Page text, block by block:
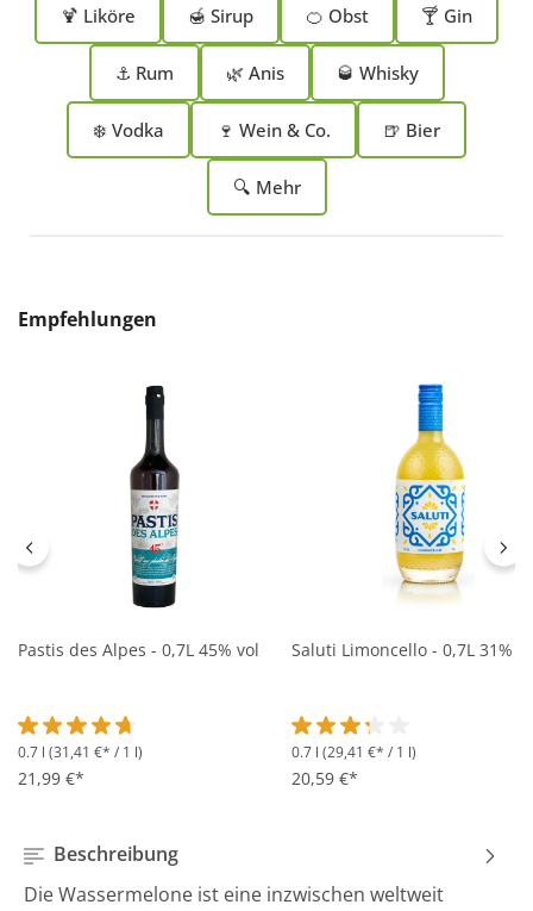
🍹 Liköre 🍯 Sirup 🍊 Obst 🍸 Gin
⚓ Rum 🌿 Anis 🥃 Whisky
❄️ Vodka 🍷 Wein & Co. 🍺 Bier
🔍 Mehr
Produktgalerie überspringen
Empfehlungen
Pastis des Alpes - 0,7L 45% vol
Durchschnittliche Bewertung von 4.6 von 5 Sternen
0.7 l (31,41 €* / 1 l)
21,99 €*
Saluti Limoncello - 0,7L 31%
Durchschnittliche
0.7 l (29,41 €* / 1 l)
20,59 €*
Beschreibung
Die Wassermelone ist eine inzwischen weltweit